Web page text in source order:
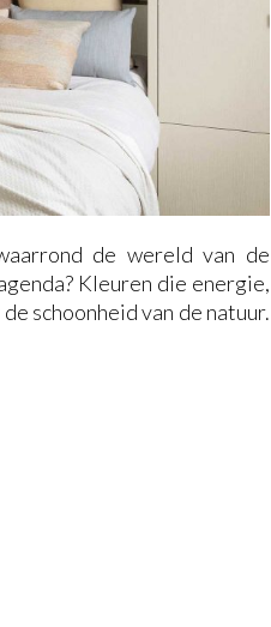
de wereld van de
Kleuren die energie,
schoonheid van de natuur.